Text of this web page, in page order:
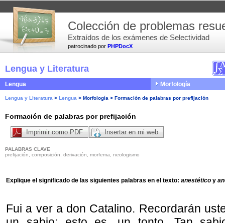
patrocinado por PHPDocX
Colección de problemas
Extraídos de los exámenes de Selectividad
Lengua y Literatura
Lengua Morfología
Lengua y Literatura > Lengua > Morfología > Formación de palabras por prefijación
Formación de palabras por prefijación
Imprimir como PDF Insertar en mi web
PALABRAS CLAVE
prefijación, composición, derivación, morfema, neologismo
Explique el significado de las siguientes palabras en el texto: anestético y
Fui a ver a don Catalino. Recordarán